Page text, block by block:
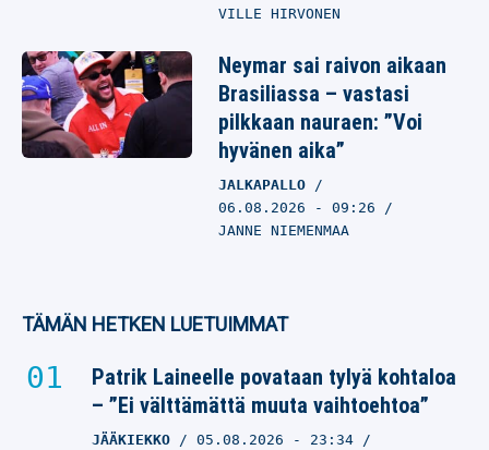
VILLE HIRVONEN
Neymar sai raivon aikaan
Brasiliassa – vastasi
pilkkaan nauraen: ”Voi
hyvänen aika”
JALKAPALLO
06.08.2026 - 09:26
JANNE NIEMENMAA
TÄMÄN HETKEN LUETUIMMAT
Patrik Laineelle povataan tylyä kohtaloa
– ”Ei välttämättä muuta vaihtoehtoa”
JÄÄKIEKKO 05.08.2026 - 23:34